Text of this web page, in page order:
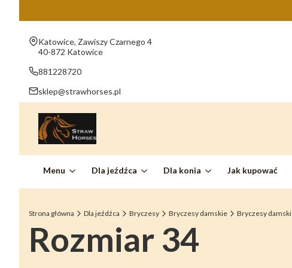
Adres:
Katowice, Zawiszy Czarnego 4
40-872 Katowice
881228720
sklep@strawhorses.pl
Menu Dla jeźdźca Dla konia Jak kupować
Strona główna Dla jeźdźca Bryczesy Bryczesy damskie Bryczesy
Rozmiar 34